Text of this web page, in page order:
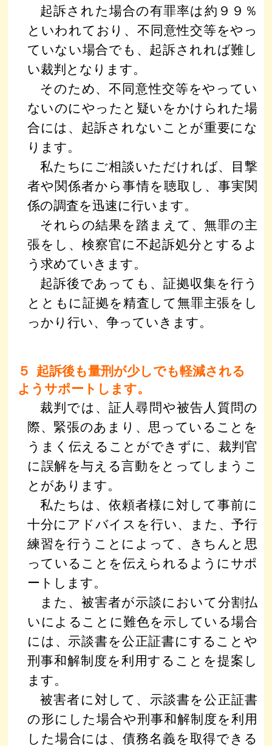
起訴された場合の有罪率は約９９％
といわれており、不同意性交等をやっ
ていない場合でも、起訴されれば難し
い裁判となります。
そのため、不同意性交等をやってい
ないのにやったと疑いをかけられた場
合には、起訴されないことが重要にな
ります。
私たちにご相談いただければ、目撃
者や関係者から事情を聴取し、事実関
係の調査を迅速に行います。
それらの結果を踏まえて、無罪の主
張をし、検察官に不起訴処分とするよ
う求めていきます。
起訴後であっても、証拠収集を行う
とともに証拠を精査して無罪主張をし
っかり行い、争っていきます。
５ 起訴後も量刑が少しでも軽減される
ようサポートします。
裁判では、証人尋問や被告人質問の
際、緊張のあまり、思っていることを
うまく伝えることができずに、裁判官
に誤解を与える言動をとってしまうこ
とがあります。
私たちは、依頼者様に対して事前に
十分にアドバイスを行い、また、予行
練習を行うことによって、きちんと思
っていることを伝えられるようにサポ
ートします。
また、被害者が示談において分割払
いによることに難色を示している場合
には、示談書を公正証書にすることや
刑事和解制度を利用することを提案し
ます。
被害者に対して、示談書を公正証書
の形にした場合や刑事和解制度を利用
した場合には、債務名義を取得できる